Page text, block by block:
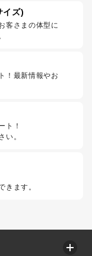
イズ)
客さまの体型に
！最新情報やお
ト！
い。
きます。